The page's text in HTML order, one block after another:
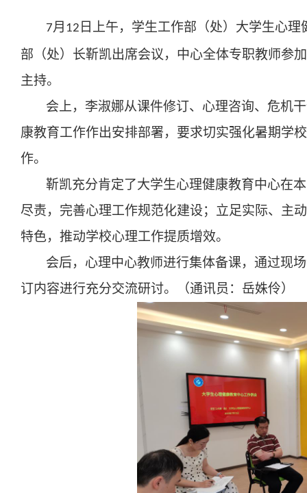
7月 12 日上午，学生工作部（处）大学生心
部（处）长靳凯出席会议，中心全体专职教师参
主持。
会上，李淑娜从课件修订、心理咨询、危机
康教育工作作出安排部署， 要求切实强化暑期学
作。
靳凯充分肯定了大学生心理健康教育中心在
尽责，完善心理工作规范化建设； 立足实际、 主
特色，推动学校心理工作提质增效。
会后， 心理中心教师进行集体备课，通过现
订内容进行充分交流研讨。（通讯员：岳姝伶）